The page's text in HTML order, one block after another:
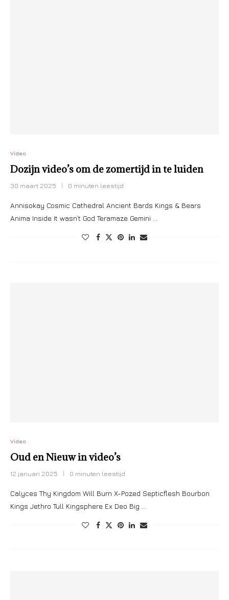
Video
Dozijn video’s om de zomertijd in te luiden
30 maart 2025 0 minuten leestijd
Annisokay Cosmic Cathedral Ancient Bards Kings & Bears
Anima Inside It wasn’t God Teramaze Gemini …
Video
Oud en Nieuw in video’s
12 januari 2025 0 minuten leestijd
Calyces Thy Kingdom Will Burn X-Pozed Septicflesh Bourbon
Kings Jethro Tull Kingsphere Ex Deo Big …